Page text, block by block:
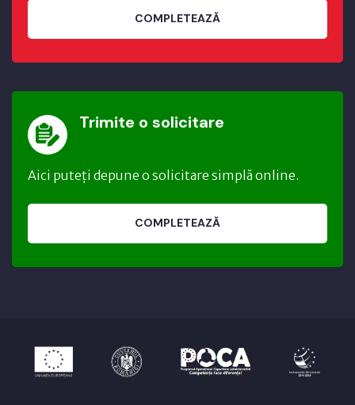
COMPLETEAZĂ
Trimite o solicitare
Aici puteți depune o solicitare simplă online.
COMPLETEAZĂ